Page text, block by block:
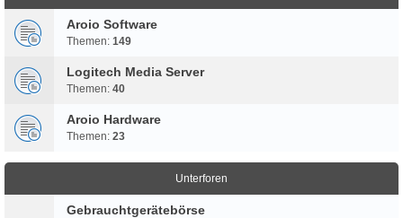
Aroio Software
Themen: 149
Logitech Media Server
Themen: 40
Aroio Hardware
Themen: 23
Unterforen
Gebrauchtgerätebörse